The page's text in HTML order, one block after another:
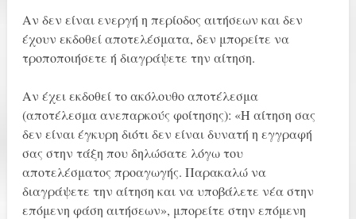
Αν δεν είναι ενεργή η περίοδος αιτήσεων και δεν
έχουν εκδοθεί αποτελέσματα, δεν μπορείτε να
τροποποιήσετε ή διαγράψετε την αίτηση.
Αν έχει εκδοθεί το ακόλουθο αποτέλεσμα
(αποτέλεσμα ανεπαρκούς φοίτησης): «Η αίτηση σας
δεν είναι έγκυρη διότι δεν είναι δυνατή η εγγραφή
σας στην τάξη που δηλώσατε λόγω του
αποτελέσματος προαγωγής. Παρακαλώ να
διαγράψετε την αίτηση και να υποβάλετε νέα στην
επόμενη φάση αιτήσεων», μπορείτε στην επόμενη